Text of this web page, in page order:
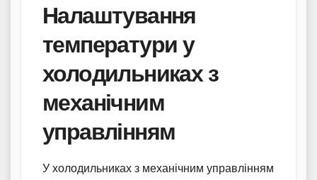
Налаштування
температури у
холодильниках з
механічним
управлінням
У холодильниках з механічним управлінням